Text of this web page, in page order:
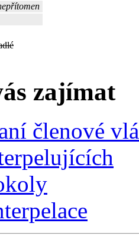
zajímat
členové